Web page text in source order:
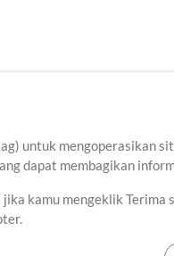
untuk mengoperasikan
dapat membagikan
kamu mengeklik